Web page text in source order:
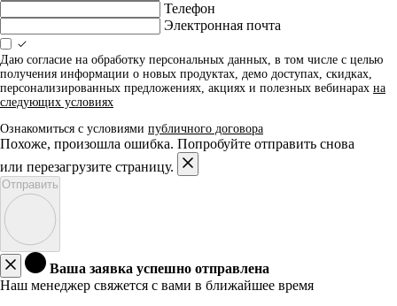
Телефон
Электронная почта
Даю согласие на обработку персональных данных, в том числе с целью
получения информации о новых продуктах, демо доступах, скидках,
персонализированных предложениях, акциях и полезных вебинарах на
следующих условиях
Ознакомиться с условиями публичного договора
Похоже, произошла ошибка. Попробуйте отправить снова
или перезагрузите страницу.
Отправить
Ваша заявка успешно отправлена
Наш менеджер свяжется с вами в ближайшее время